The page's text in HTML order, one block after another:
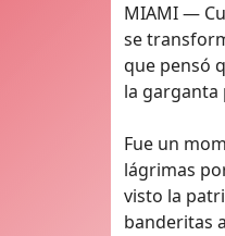
MIAMI —
se
que pensó
la garganta
Fue un
lágrimas
visto la
banderitas